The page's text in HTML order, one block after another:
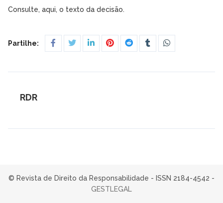
Consulte, aqui, o texto da decisão.
Partilhe:
RDR
© Revista de Direito da Responsabilidade - ISSN 2184-4542 -
GESTLEGAL